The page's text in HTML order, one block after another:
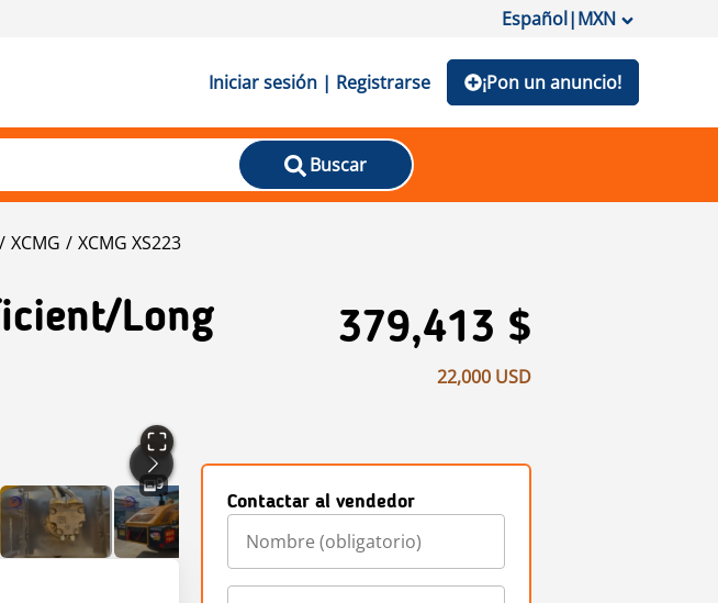
Español|MXN
Iniciar sesión | Registrarse ¡Pon un anuncio!
Buscar
XCMG XCMG XS223
long
379,413 $
22,000 USD
9
Contactar al vendedor